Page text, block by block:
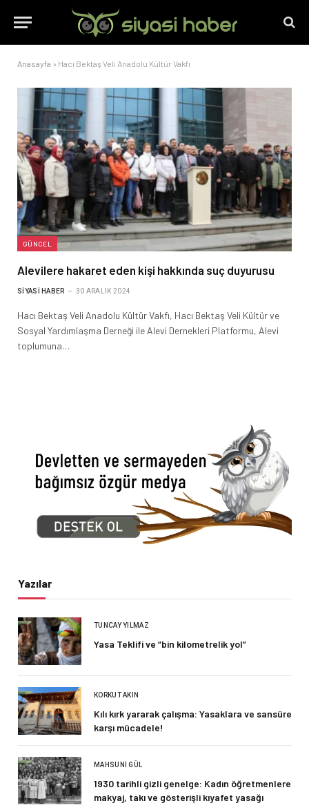
Anasayfa » Hacı Bektaş Veli Anadolu Kültür Vakfı
GÜNCEL
Alevilere hakaret eden kişi hakkında suç duyurusu
SIYASI HABER 30 ARALIK 2024
Hacı Bektaş Veli Anadolu Kültür Vakfı, Hacı Bektaş Veli Kültür ve
Sosyal Yardımlaşma Derneği ile Alevi Dernekleri Platformu, Alevi
toplumuna…
Yazılar
TUNCAY YILMAZ
Yasa Teklifi ve “bin kilometrelik yol”
KORKUT AKIN
Kılı kırk yararak çalışma: Yasaklara ve sansüre
karşı mücadele!
MAHSUNI GÜL
1930 tarihli gizli genelge: Kadın öğretmenlere
makyaj, takı ve gösterişli kıyafet yasağı